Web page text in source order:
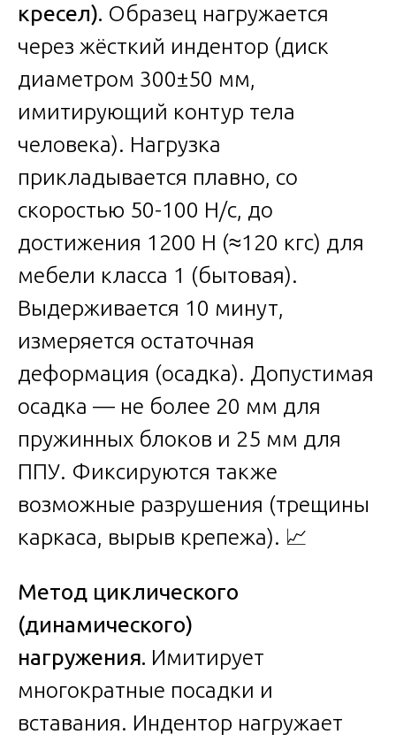
кресел). Образец нагружается
через жёсткий индентор (диск
диаметром 300±50 мм,
имитирующий контур тела
человека). Нагрузка
прикладывается плавно, со
скоростью 50-100 Н/с, до
достижения 1200 Н (≈120 кгс) для
мебели класса 1 (бытовая).
Выдерживается 10 минут,
измеряется остаточная
деформация (осадка). Допустимая
осадка — не более 20 мм для
пружинных блоков и 25 мм для
ППУ. Фиксируются также
возможные разрушения (трещины
каркаса, вырыв крепежа). 📈
Метод циклического
(динамического)
нагружения. Имитирует
многократные посадки и
вставания. Индентор нагружает